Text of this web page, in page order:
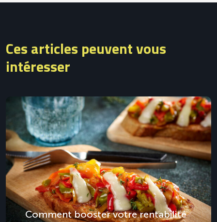
Ces articles peuvent vous
intéresser
Comment booster votre rentabilité